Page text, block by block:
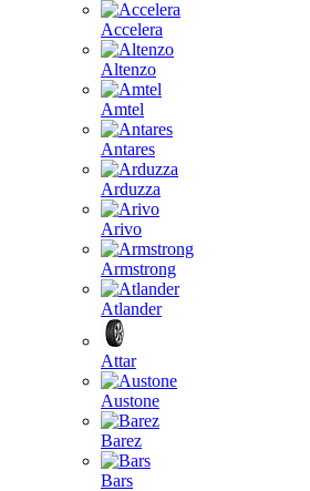
Accelera
Altenzo
Amtel
Antares
Arduzza
Arivo
Armstrong
Atlander
Attar
Austone
Barez
Bars